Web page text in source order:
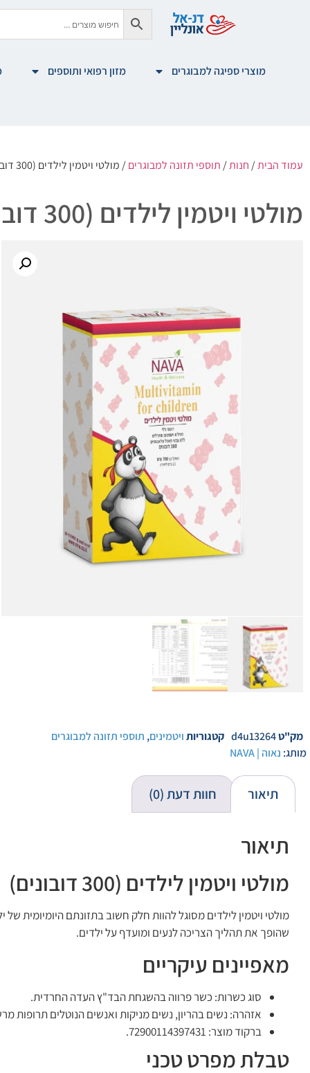
מוצרי ספיגה למבוגרים מזון רפואי ותוספים
עמוד הבית/ חנות/ תוספי תזונה למבוגרים/ מולטי ויטמין לילדים (300 דובונים)
מולטי ויטמין לילדים (300 דובונים)
מק"טd4u13264 קטגוריותויטמינים, תוספי תזונה למבוגרים
מותג: נאוה | NAVA
תיאור חוות דעת (0)
תיאור
מולטי ויטמין לילדים (300 דובונים)
מולטי ויטמין לילדים מסוגל להוות חלק חשוב בתזונתם היומיומית
שהופך את תהליך הצריכה לנעים ומועדף על ילדים.
מאפיינים עיקריים
סוג כשרות: כשר פרווה בהשגחת הבד"ץ העדה החרדית.
אזהרה: נשים בהריון, נשים מניקות ואנשים הנוטלים תרופות
ברקוד מוצר: 72900114397431.
טבלת מפרט טכני